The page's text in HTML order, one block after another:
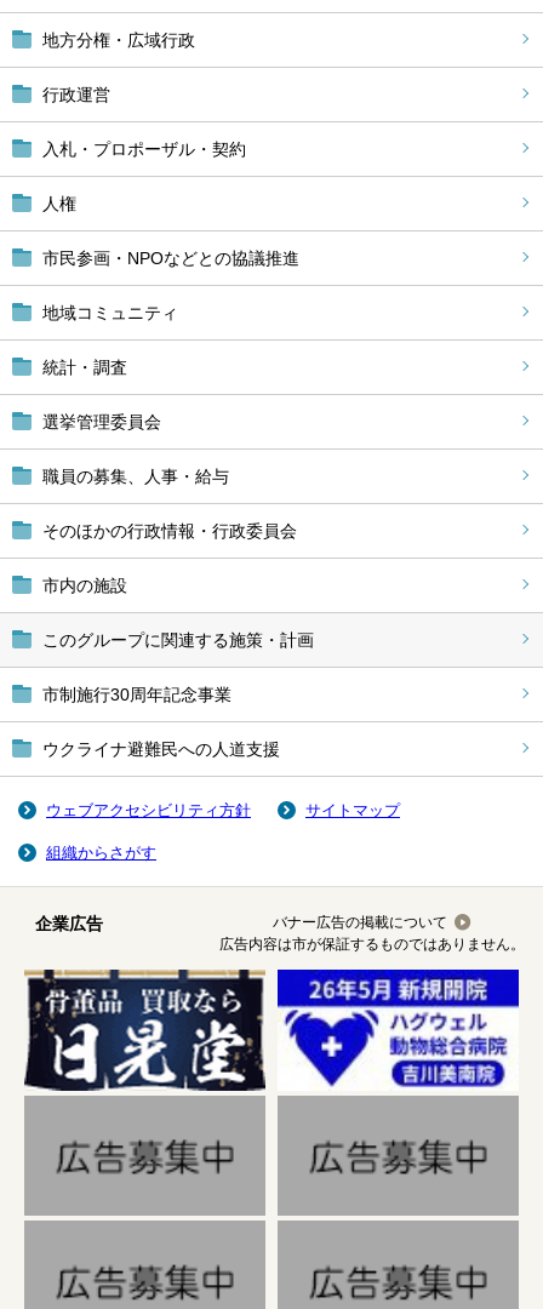
地方分権・広域行政
行政運営
入札・プロポーザル・契約
人権
市民参画・NPOなどとの協議推進
地域コミュニティ
統計・調査
選挙管理委員会
職員の募集、人事・給与
そのほかの行政情報・行政委員会
市内の施設
このグループに関連する施策・計画
市制施行30周年記念事業
ウクライナ避難民への人道支援
ウェブアクセシビリティ方針 サイトマップ
組織からさがす
企業広告
バナー広告の掲載について
広告内容は市が保証するものではありません。